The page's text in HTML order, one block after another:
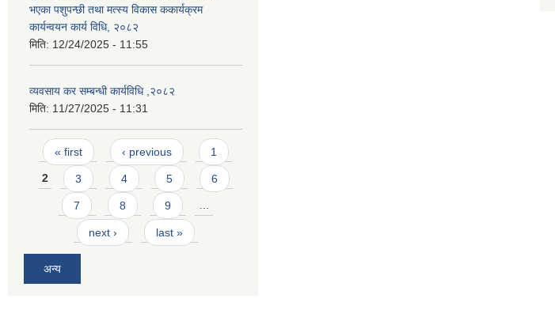
भएका पशुपन्छी तथा मत्स्य विकास ककार्यक्रम
कार्यन्वयन कार्य विधि, २०८२
मिति: 12/24/2025 - 11:55
व्यवसाय कर सम्बन्धी कार्यविधि ,२०८२
मिति: 11/27/2025 - 11:31
Pages
« first ‹ previous 1
2 3 4 5 6
7 8 9 …
next › last »
अन्य